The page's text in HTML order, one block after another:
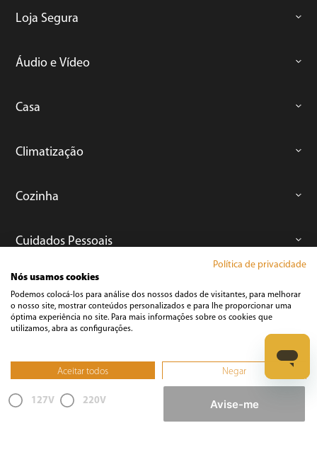
127V 220V Avise-me
Loja Segura
Áudio e Vídeo
Casa
Climatização
Cozinha
Cuidados Pessoais
Ferramentas
Esmerilhadeira
Furadeira
Lixadeira
Política de privacidade
Nós usamos cookies
Podemos colocá-los para análise dos nossos dados de visitantes, para melhorar
o nosso site, mostrar conteúdos personalizados e para lhe proporcionar uma
óptima experiência no site. Para mais informações sobre os cookies que
utilizamos, abra as configurações.
Aceitar todos Negar
Não, ajustar